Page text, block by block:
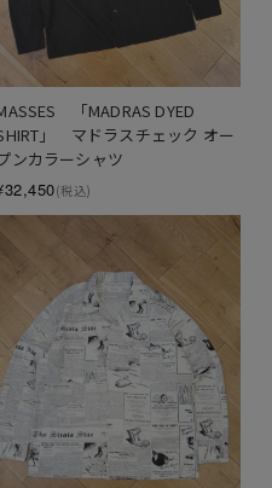
　「MADRAS DYED
」　マドラスチェック オー
ンカラーシャツ
(税込)